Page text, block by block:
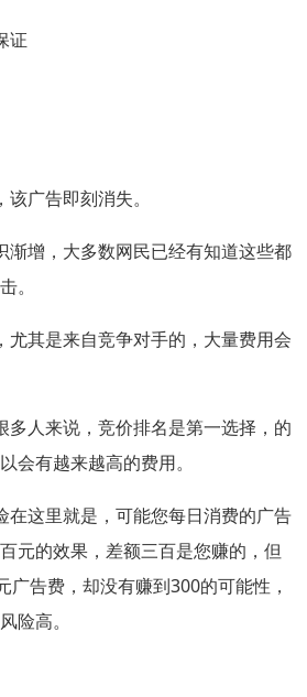
证
广告即刻消失。
渐增，大多数网民已经有知道这些都
。
尤其是来自竞争对手的，大量费用会
多人来说，竞价排名是第一选择，的
会有越来越高的费用。
在这里就是，可能您每日消费的广告
元的效果，差额三百是您赚的，但
广告费，却没有赚到300的可能性，
险高。